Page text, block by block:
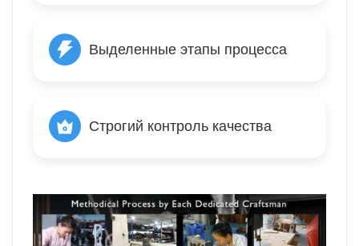
Выделенные этапы процесса
Строгий контроль качества